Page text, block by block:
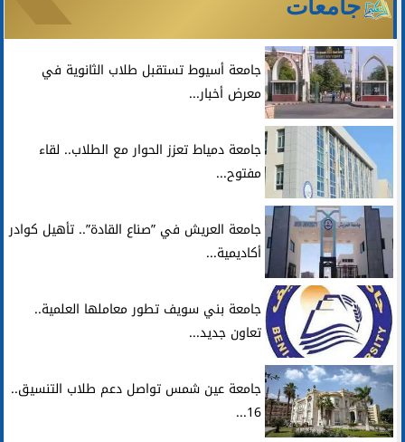
جامعات
جامعة أسيوط تستقبل طلاب الثانوية في
معرض أخبار...
جامعة دمياط تعزز الحوار مع الطلاب.. لقاء
مفتوح...
جامعة العريش في ”صناع القادة”.. تأهيل كوادر
أكاديمية...
جامعة بني سويف تطور معاملها العلمية..
تعاون جديد...
جامعة عين شمس تواصل دعم طلاب التنسيق..
16...